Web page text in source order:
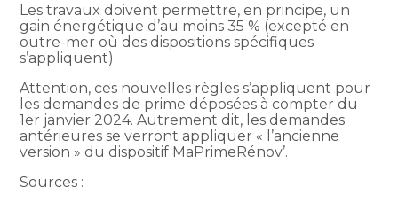
Les travaux doivent permettre, en principe, un
gain énergétique d’au moins 35 % (excepté en
outre-mer où des dispositions spécifiques
s’appliquent).
Attention, ces nouvelles règles s’appliquent pour
les demandes de prime déposées à compter du
1er janvier 2024. Autrement dit, les demandes
antérieures se verront appliquer « l’ancienne
version » du dispositif MaPrimeRénov’.
Sources :